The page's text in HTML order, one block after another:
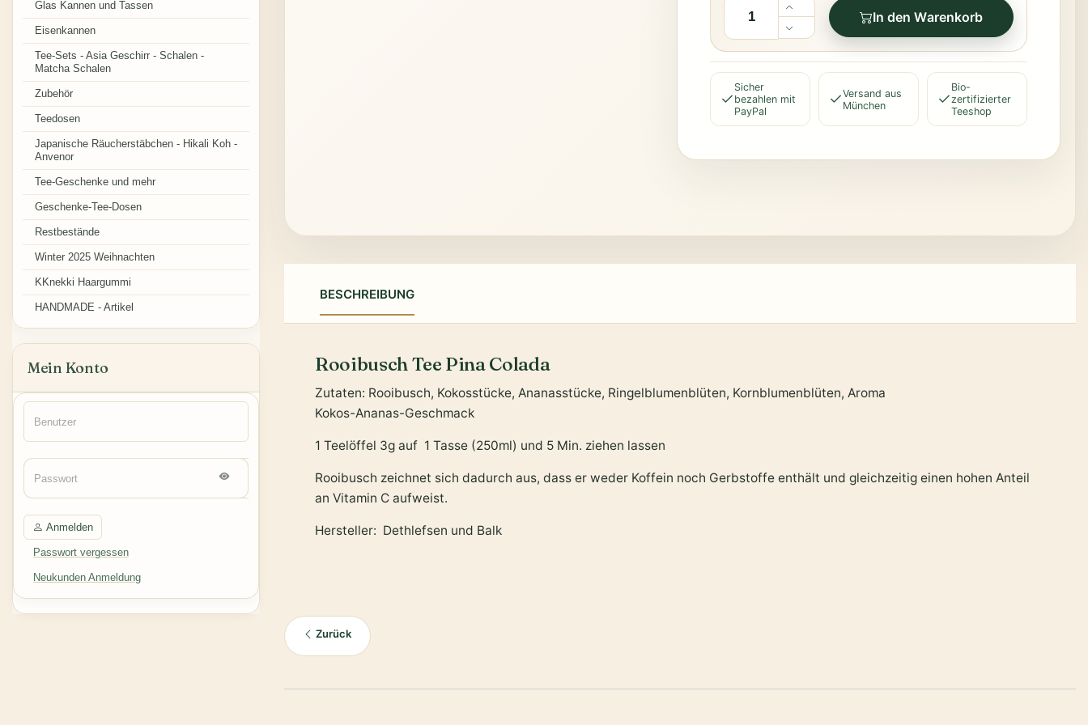
In den Warenkorb
Sicher
bezahlen mit
PayPal
Versand aus
München
Bio-
zertifizierter
Teeshop
BESCHREIBUNG
Rooibusch Tee Pina Colada
Zutaten: Rooibusch, Kokosstücke, Ananasstücke, Ringelblumenblüten, Kornblumenblüten, Aroma
Kokos-Ananas-Geschmack
1 Teelöffel 3g auf 1 Tasse (250ml) und 5 Min. ziehen lassen
Rooibusch zeichnet sich dadurch aus, dass er weder Koffein noch Gerbstoffe enthält und gleichzeitig einen hohen Anteil
an Vitamin C aufweist.
Hersteller: Dethlefsen und Balk
Zurück
Glas Kannen und Tassen
Eisenkannen
Tee-Sets - Asia Geschirr - Schalen -
Matcha Schalen
Zubehör
Teedosen
Japanische Räucherstäbchen - Hikali Koh -
Anvenor
Tee-Geschenke und mehr
Geschenke-Tee-Dosen
Restbestände
Winter 2025 Weihnachten
KKnekki Haargummi
HANDMADE - Artikel
Mein Konto
Anmelden
Passwort vergessen
Neukunden Anmeldung